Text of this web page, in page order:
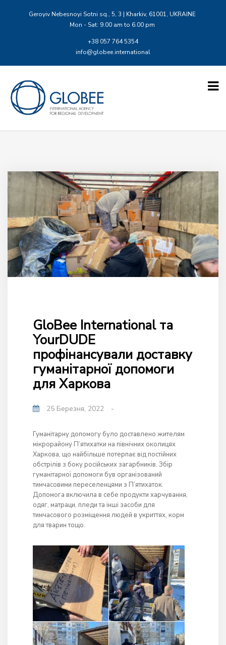
Geroyiv Nebesnoyi Sotni sq., 5, 3 | Kharkiv, 61001, UKRAINE
Mon - Sat: 9.00 am to 6.00 pm
+38 057 764 5354
info@globee.international
GloBee International та
YourDUDE
профінансували доставку
гуманітарної допомоги
для Харкова
25 Березня, 2022 -
Гуманітарну допомогу було доставлено жителям
мікрорайону П’ятихатки на північних околицях
Харкова, що найбільше потерпає від постійних
обстрілів з боку російських загарбників. Збір
гуманітарної допомоги був організований
тимчасовими переселенцями з П’ятихаток.
Допомога включила в себе продукти харчування,
одяг, матраци, пледи та інші засоби для
тимчасового розміщення людей в укриттях, корм
для тварин тощо.